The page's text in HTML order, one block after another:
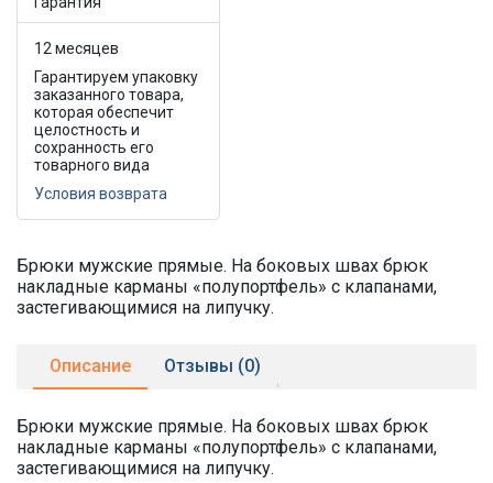
12 месяцев
Гарантируем упаковку
заказанного товара,
которая обеспечит
целостность и
сохранность его
товарного вида
Условия возврата
Брюки мужские прямые. На боковых швах брюк
накладные карманы «полупортфель» с клапанами,
застегивающимися на липучку.
Описание Отзывы (0)
Брюки мужские прямые. На боковых швах брюк
накладные карманы «полупортфель» с клапанами,
застегивающимися на липучку.